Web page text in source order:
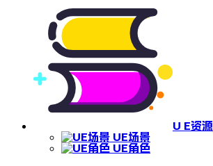
U E资源
UE场景
UE角色